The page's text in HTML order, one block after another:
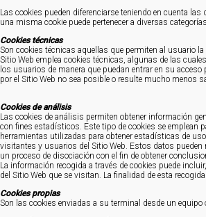
Las cookies pueden diferenciarse teniendo en cuenta
una misma cookie puede pertenecer a diversas
Cookies técnicas
Son cookies técnicas aquellas que permiten al usuario
Sitio Web emplea cookies técnicas, algunas de las
los usuarios de manera que puedan entrar en su
por el Sitio Web no sea posible o resulte mucho menos
Cookies de análisis
Las cookies de análisis permiten obtener información
con fines estadísticos. Este tipo de cookies se emplean
herramientas utilizadas para obtener estadísticas de
visitantes y usuarios del Sitio Web. Estos datos pueden
un proceso de disociación con el fin de obtener
La información recogida a través de cookies puede
del Sitio Web que se visitan. La finalidad de esta
Cookies propias
Son las cookies enviadas a su terminal desde un